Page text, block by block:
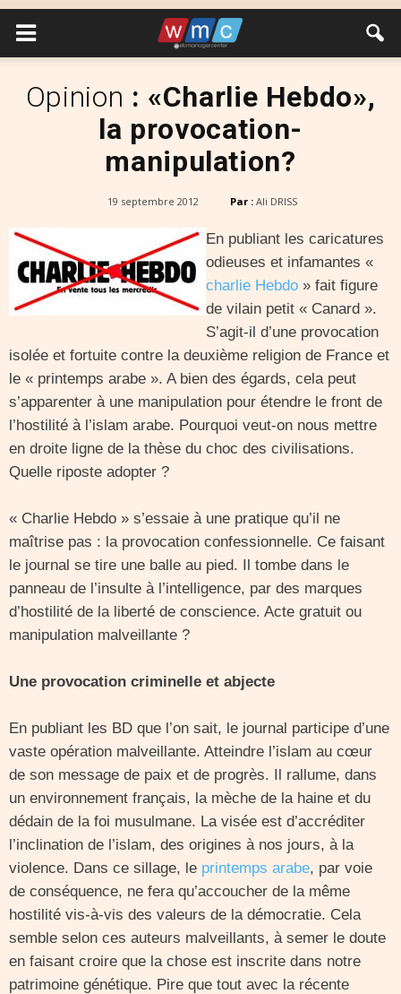
Opinion : «Charlie Hebdo»,
la provocation-
manipulation?
19 septembre 2012 Par : Ali DRISS
En publiant les caricatures
odieuses et infamantes «
charlie Hebdo » fait figure
de vilain petit « Canard ».
S’agit-il d’une provocation
isolée et fortuite contre la deuxième religion de France et
le « printemps arabe ». A bien des égards, cela peut
s’apparenter à une manipulation pour étendre le front de
l’hostilité à l’islam arabe. Pourquoi veut-on nous mettre
en droite ligne de la thèse du choc des civilisations.
Quelle riposte adopter ?
« Charlie Hebdo » s’essaie à une pratique qu’il ne
maîtrise pas : la provocation confessionnelle. Ce faisant
le journal se tire une balle au pied. Il tombe dans le
panneau de l’insulte à l’intelligence, par des marques
d’hostilité de la liberté de conscience. Acte gratuit ou
manipulation malveillante ?
Une provocation criminelle et abjecte
En publiant les BD que l’on sait, le journal participe d’une
vaste opération malveillante. Atteindre l’islam au cœur
de son message de paix et de progrès. Il rallume, dans
un environnement français, la mèche de la haine et du
dédain de la foi musulmane. La visée est d’accréditer
l’inclination de l’islam, des origines à nos jours, à la
violence. Dans ce sillage, le printemps arabe, par voie
de conséquence, ne fera qu’accoucher de la même
hostilité vis-à-vis des valeurs de la démocratie. Cela
semble selon ces auteurs malveillants, à semer le doute
en faisant croire que la chose est inscrite dans notre
patrimoine génétique. Pire que tout avec la récente